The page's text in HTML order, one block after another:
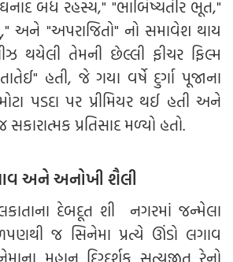
બધ રહસ્ય," "ભાબિષ્યતીર ભૂત,"
અને "અપરાજિતો" નો સમાવેશ થાય
થયેલી તેમની છેલ્લી ફીચર ફિલ્મ
હતી, જે ગયા વર્ષે દુર્ગા પૂજાના
પડદા પર પ્રીમિયર થઈ હતી અને
પ્રતિસાદ મળ્યો હતો.
અને અનોખી શૈલી
દેબદૂત શી નગરમાં જન્મેલા
જ સિનેમા પ્રત્યે ઊંડો લગાવ